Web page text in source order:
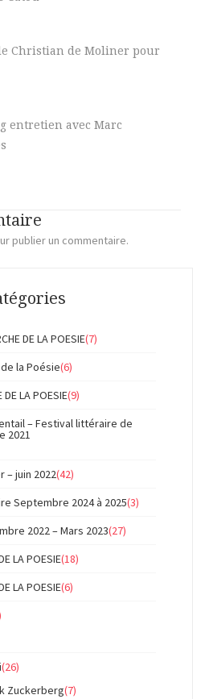
Christian de Moliner pour
entretien avec Marc
publier un commentaire.
DE LA POESIE(7)
la Poésie(6)
LA POESIE(9)
– Festival littéraire de
2021
– juin 2022(42)
Septembre 2024 à 2025(3)
2022 – Mars 2023(27)
LA POESIE(18)
LA POESIE(6)
(26)
Zuckerberg(7)